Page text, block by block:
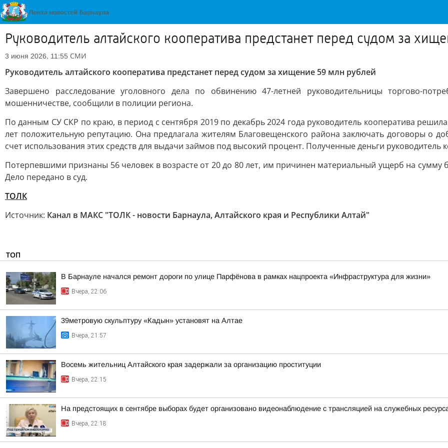
Руководитель алтайского кооператива предстанет перед судом за
3 июня 2026, 11:55 СМИ
Руководитель алтайского кооператива предстанет перед судом за хищение 59 млн рублей
Завершено расследование уголовного дела по обвинению 47-летней руководительницы торгово-
мошенничестве, сообщили в полиции региона.
По данным СУ СКР по краю, в период с сентября 2019 по декабрь 2024 года руководитель кооператива
лет положительную репутацию. Она предлагала жителям Благовещенского района заключать договоры о
счет использования этих средств для выдачи займов под высокий процент. Полученные деньги
Потерпевшими признаны 56 человек в возрасте от 20 до 80 лет, им причинен материальный ущерб на сумму
Дело передано в суд.
ТОЛК
Источник: Канал в МАКС "ТОЛК - новости Барнаула, Алтайского края и Республики Алтай"
ТОП
В Барнауле начался ремонт дороги по улице Парфёнова в рамках нацпроекта «Инфраструктура для жизни»
Вчера, 22:06
39метровую скульптуру «Кадын» установят на Алтае
Вчера, 21:57
Восемь жительниц Алтайского края задержали за организацию проституции
Вчера, 22:15
На предстоящих в сентябре выборах будет организовано видеонаблюдение с трансляцией на служебных
Вчера, 22:18